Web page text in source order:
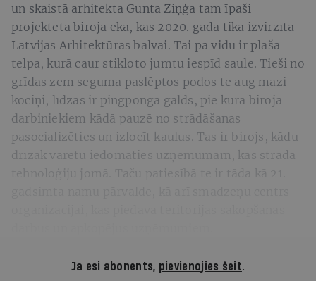
un skaistā arhitekta Gunta Ziņģa tam īpaši
projektētā biroja ēkā, kas 2020. gadā tika izvirzīta
Latvijas Arhitektūras balvai. Tai pa vidu ir plaša
telpa, kurā caur stikloto jumtu iespīd saule. Tieši no
grīdas zem seguma paslēptos podos te aug mazi
kociņi, līdzās ir pingponga galds, pie kura biroja
darbiniekiem kādā pauzē no strādāšanas
pasocializēties un izlocīt kaulus. Tas ir birojs, kādu
drīzāk varētu iedomāties uzņēmumam, kas strādā
Ja esi abonents, pievienojies šeit.